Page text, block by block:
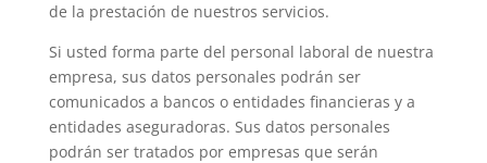
de la prestación de nuestros servicios.
Si usted forma parte del personal laboral de nuestra
empresa, sus datos personales podrán ser
comunicados a bancos o entidades financieras y a
entidades aseguradoras. Sus datos personales
podrán ser tratados por empresas que serán